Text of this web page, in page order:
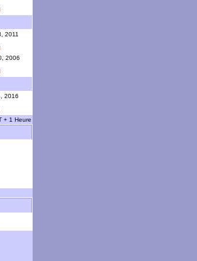
2011
2006
2016
+ 1 Heure